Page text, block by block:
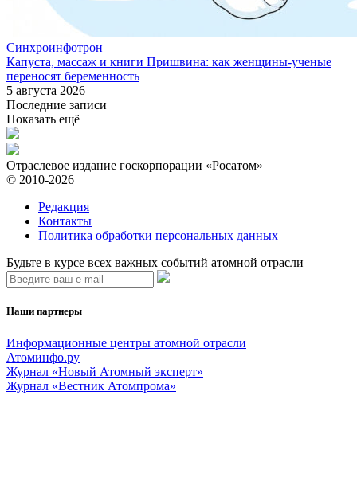
Синхроинфотрон
Капуста, массаж и книги Пришвина: как женщины-ученые
переносят беременность
5 августа 2026
Последние записи
Показать ещё
Отраслевое издание госкорпорации «Росатом»
© 2010-2026
Редакция
Контакты
Политика обработки персональных данных
Будьте в курсе всех важных событий атомной отрасли
Наши партнеры
Информационные центры атомной отрасли
Атоминфо.ру
Журнал «Новый Атомный эксперт»
Журнал «Вестник Атомпрома»